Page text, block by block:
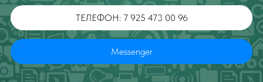
ТЕЛЕФОН: 7 925 473 00 96
Messenger